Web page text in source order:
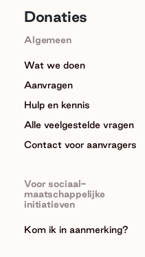
Donaties
Algemeen
Wat we doen
Aanvragen
Hulp en kennis
Alle veelgestelde vragen
Contact voor aanvragers
Voor sociaal-
maatschappelijke
initiatieven
Kom ik in aanmerking?